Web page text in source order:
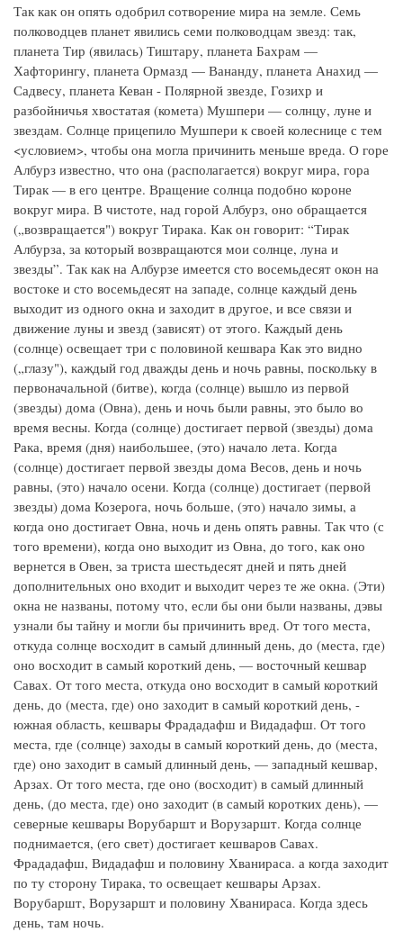
Так как он опять одобрил сотворение мира на земле. Семь
полководцев планет явились семи полководцам звезд: так,
планета Тир (явилась) Тиштару, планета Бахрам —
Хафторингу, планета Ормазд — Вананду, планета Анахид —
Садвесу, планета Кеван - Полярной звезде, Гозихр и
разбойничья хвостатая (комета) Мушпери — солнцу, луне и
звездам. Солнце прицепило Мушпери к своей колеснице с тем
<условием>, чтобы она могла причинить меньше вреда. О горе
Албурз известно, что она (располагается) вокруг мира, гора
Тирак — в его центре. Вращение солнца подобно короне
вокруг мира. В чистоте, над горой Албурз, оно обращается
(„возвращается") вокруг Тирака. Как он говорит: “Тирак
Албурза, за который возвращаются мои солнце, луна и
звезды”. Так как на Албурзе имеется сто восемьдесят окон на
востоке и сто восемьдесят на западе, солнце каждый день
выходит из одного окна и заходит в другое, и все связи и
движение луны и звезд (зависят) от этого. Каждый день
(солнце) освещает три с половиной кешвара Как это видно
(„глазу"), каждый год дважды день и ночь равны, поскольку в
первоначальной (битве), когда (солнце) вышло из первой
(звезды) дома (Овна), день и ночь были равны, это было во
время весны. Когда (солнце) достигает первой (звезды) дома
Рака, время (дня) наибольшее, (это) начало лета. Когда
(солнце) достигает первой звезды дома Весов, день и ночь
равны, (это) начало осени. Когда (солнце) достигает (первой
звезды) дома Козерога, ночь больше, (это) начало зимы, а
когда оно достигает Овна, ночь и день опять равны. Так что (с
того времени), когда оно выходит из Овна, до того, как оно
вернется в Овен, за триста шестьдесят дней и пять дней
дополнительных оно входит и выходит через те же окна. (Эти)
окна не названы, потому что, если бы они были названы, дэвы
узнали бы тайну и могли бы причинить вред. От того места,
откуда солнце восходит в самый длинный день, до (места, где)
оно восходит в самый короткий день, — восточный кешвар
Савах. От того места, откуда оно восходит в самый короткий
день, до (места, где) оно заходит в самый короткий день, -
южная область, кешвары Фрададафш и Видадафш. От того
места, где (солнце) заходы в самый короткий день, до (места,
где) оно заходит в самый длинный день, — западный кешвар,
Арзах. От того места, где оно (восходит) в самый длинный
день, (до места, где) оно заходит (в самый коротких день), —
северные кешвары Ворубаршт и Ворузаршт. Когда солнце
поднимается, (его свет) достигает кешваров Савах.
Фрададафш, Видадафш и половину Хванираса. а когда заходит
по ту сторону Тирака, то освещает кешвары Арзах.
Ворубаршт, Ворузаршт и половину Хванираса. Когда здесь
день, там ночь.